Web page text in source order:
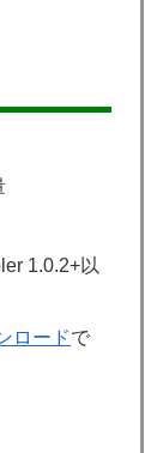
1.0.2+以
ロードで